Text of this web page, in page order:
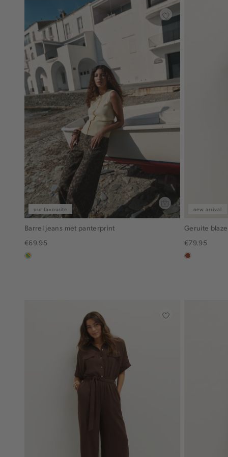
our favourite
Barrel jeans met panterprint
€69.95
meerkleurig
new arrival
Geruite
€79.95
bruin